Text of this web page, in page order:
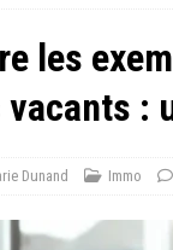
les
:
Dunand Immo